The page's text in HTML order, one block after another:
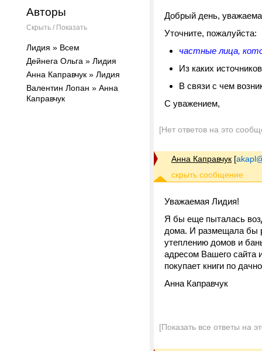
Авторы
Скрыть / Показать
Лидия » Всем
Дейнега Ольга » Лидия
Анна Каправчук » Лидия
Валентин Лопан » Анна
Каправчук
Добрый день,
Уточните, пожалуйста:
частные лица,
Из каких
В связи с чем
С уважением,
[Нет ответов на это
Анна Каправчук [
Уважаемая Лидия!
Я бы еще пыталась
дома. И размещала бы
утеплению домов и
адресом Вашего сайта
покупает книги по
Анна Каправчук
[Показать все ответы на